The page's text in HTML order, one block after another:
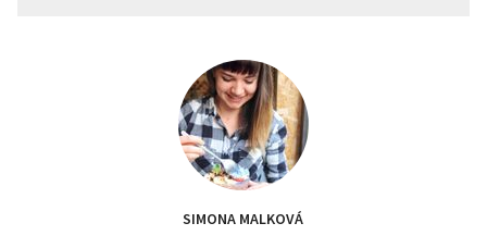
SIMONA MALKOVÁ